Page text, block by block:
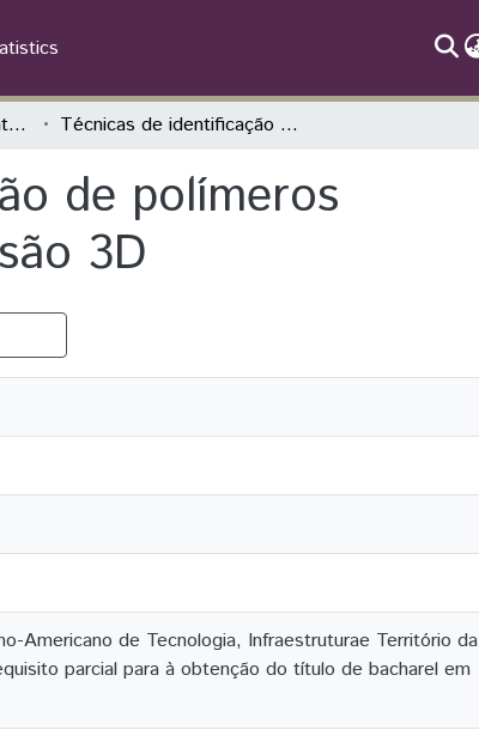
TCC - Engenharia de Materiais Técnicas de identificação e separação de polímeros reciclados para aplicação na impressão 3D
de polímeros
3D
Americano de Tecnologia, Infraestruturae Território da
parcial para à obtenção do título de bacharel em